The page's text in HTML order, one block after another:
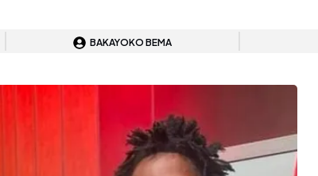
BAKAYOKO BEMA